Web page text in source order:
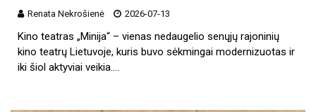
Renata Nekrošienė 2026-07-13
Kino teatras „Minija“ – vienas nedaugelio senųjų rajoninių
kino teatrų Lietuvoje, kuris buvo sėkmingai modernizuotas ir
iki šiol aktyviai veikia.…